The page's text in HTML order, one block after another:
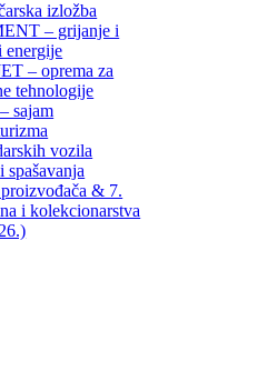
izložba
– grijanje i
– oprema za
tehnologije
sajam
vozila
spašavanja
& 7.
i kolekcionarstva